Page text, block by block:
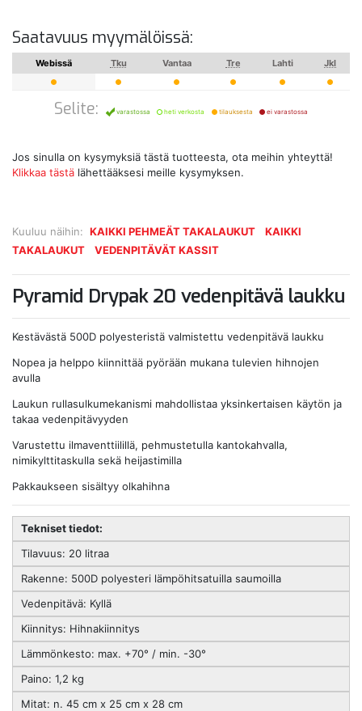
Kuuluu näihin: KAIKKI PEHMEÄT TAKALAUKUT
KAIKKI
TAKALAUKUT
VEDENPITÄVÄT KASSIT
Saatavuus myymälöissä:
Webissä Tku Vantaa Tre Lahti Jkl
Selite: varastossa heti verkosta tilauksesta ei varastossa
Jos sinulla on kysymyksiä tästä tuotteesta, ota meihin yhteyttä!
Klikkaa tästä lähettääksesi meille kysymyksen.
Pyramid Drypak 20 vedenpitävä laukku
Kestävästä 500D polyesteristä valmistettu vedenpitävä laukku
Nopea ja helppo kiinnittää pyörään mukana tulevien hihnojen
avulla
Laukun rullasulkumekanismi mahdollistaa yksinkertaisen käytön ja
takaa vedenpitävyyden
Varustettu ilmaventtiilillä, pehmustetulla kantokahvalla,
nimikylttitaskulla sekä heijastimilla
Pakkaukseen sisältyy olkahihna
Tekniset tiedot:
Tilavuus: 20 litraa
Rakenne: 500D polyesteri lämpöhitsatuilla saumoilla
Vedenpitävä: Kyllä
Kiinnitys: Hihnakiinnitys
Lämmönkesto: max. +70° / min. -30°
Paino: 1,2 kg
Mitat: n. 45 cm x 25 cm x 28 cm